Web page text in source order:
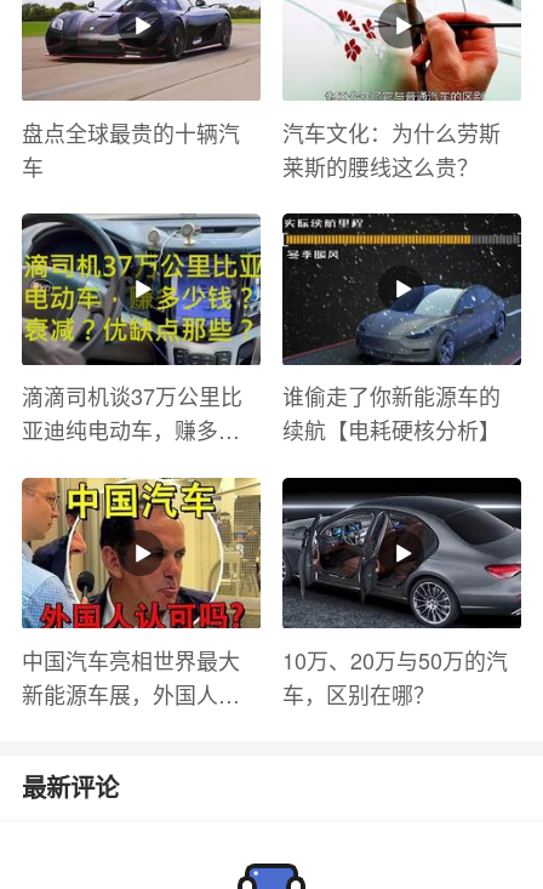
盘点全球最贵的十辆汽
车
汽车文化：为什么劳斯
莱斯的腰线这么贵？
滴滴司机谈37万公里比
亚迪纯电动车，赚多少
有哪些？
谁偷走了你新能源车的
续航【电耗硬核分析】
中国汽车亮相世界最大
新能源车展，外国人怎
10万、20万与50万的汽
车，区别在哪？
最新评论